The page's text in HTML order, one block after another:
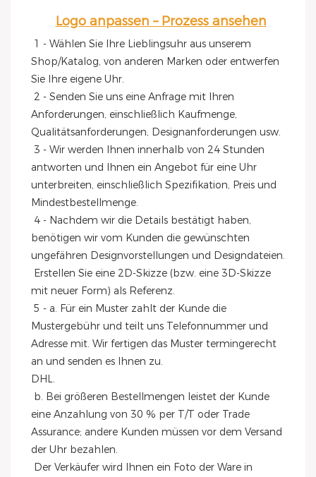
Logo anpassen – Prozess ansehen
1 - Wählen Sie Ihre Lieblingsuhr aus unserem
Shop/Katalog, von anderen Marken oder entwerfen
Sie Ihre eigene Uhr.
Anforderungen, einschließlich Kaufmenge,
Qualitätsanforderungen, Designanforderungen usw.
antworten und Ihnen ein Angebot für eine Uhr
unterbreiten, einschließlich Spezifikation, Preis und
Mindestbestellmenge.
benötigen wir vom Kunden die gewünschten
ungefähren Designvorstellungen und Designdateien.
mit neuer Form) als Referenz.
Mustergebühr und teilt uns Telefonnummer und
Adresse mit. Wir fertigen das Muster termingerecht
an und senden es Ihnen zu.
DHL.
eine Anzahlung von 30 % per T/T oder Trade
Assurance; andere Kunden müssen vor dem Versand
der Uhr bezahlen.